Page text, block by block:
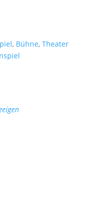
, Bühne, Theater